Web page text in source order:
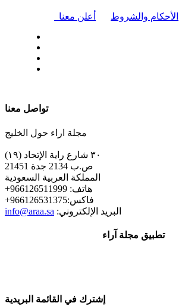
أعلن معنا الأحكام والشروط
تواصل معنا
مجلة اراء حول الخليج
٣٠ شارع راية الإتحاد (١٩)
ص.ب 2134 جدة 21451
المملكة العربية السعودية
+هاتف: 966126511999
+فاكس:966126531375
info@araa.sa :البريد الإلكتروني
تطبيق مجلة آراء
إشترك في القائمة البريدية